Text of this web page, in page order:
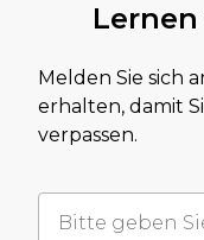
Melden Sie sich
erhalten, damit
verpassen.